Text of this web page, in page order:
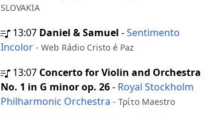
SLOVAKIA
13:07 Daniel & Samuel -Sentimento
Incolor - Web Rádio Cristo é Paz
13:07 Concerto for Violin and Orchestra
No. 1 in G minor op. 26- Royal Stockholm
Philharmonic Orchestra - Τρίτο Maestro